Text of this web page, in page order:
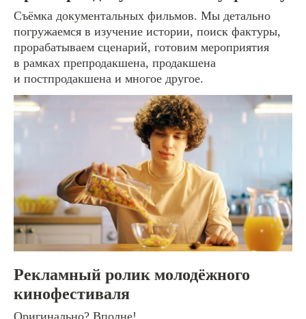
Съёмка документальных фильмов. Мы детально
погружаемся в изучение истории, поиск фактуры,
прорабатываем сценарий, готовим мероприятия
в рамках препродакшена, продакшена
и постпродакшена и многое другое.
Рекламный ролик молодёжного
кинофестиваля
Оригинально? Вполне!